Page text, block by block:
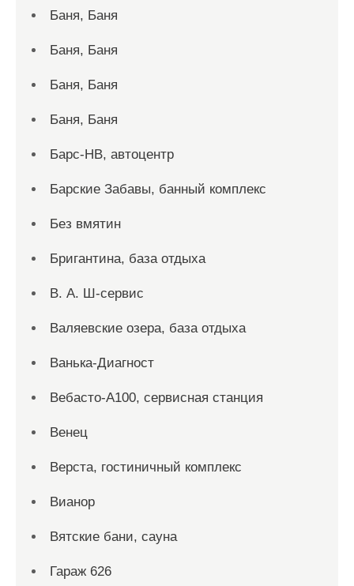
Баня, Баня
Баня, Баня
Баня, Баня
Баня, Баня
Барс-НВ, автоцентр
Барские Забавы, банный комплекс
Без вмятин
Бригантина, база отдыха
В. А. Ш-сервис
Валяевские озера, база отдыха
Ванька-Диагност
Вебасто-А100, сервисная станция
Венец
Верста, гостиничный комплекс
Вианор
Вятские бани, сауна
Гараж 626